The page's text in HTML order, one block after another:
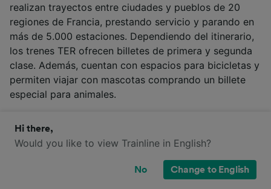
realizan trayectos entre ciudades y pueblos de 20
regiones de Francia, prestando servicio y parando en
más de 5.000 estaciones. Dependiendo del itinerario,
los trenes TER ofrecen billetes de primera y segunda
clase. Además, cuentan con espacios para bicicletas y
permiten viajar con mascotas comprando un billete
especial para animales.
SNCF
Hi there,
Would you like to view Trainline in English?
No Change to English